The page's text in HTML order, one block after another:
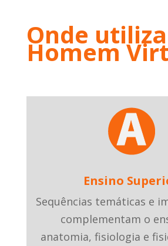
Onde
Homem
Ensino
Sequências temáticas e
complementam o
anatomia, fisiologia e